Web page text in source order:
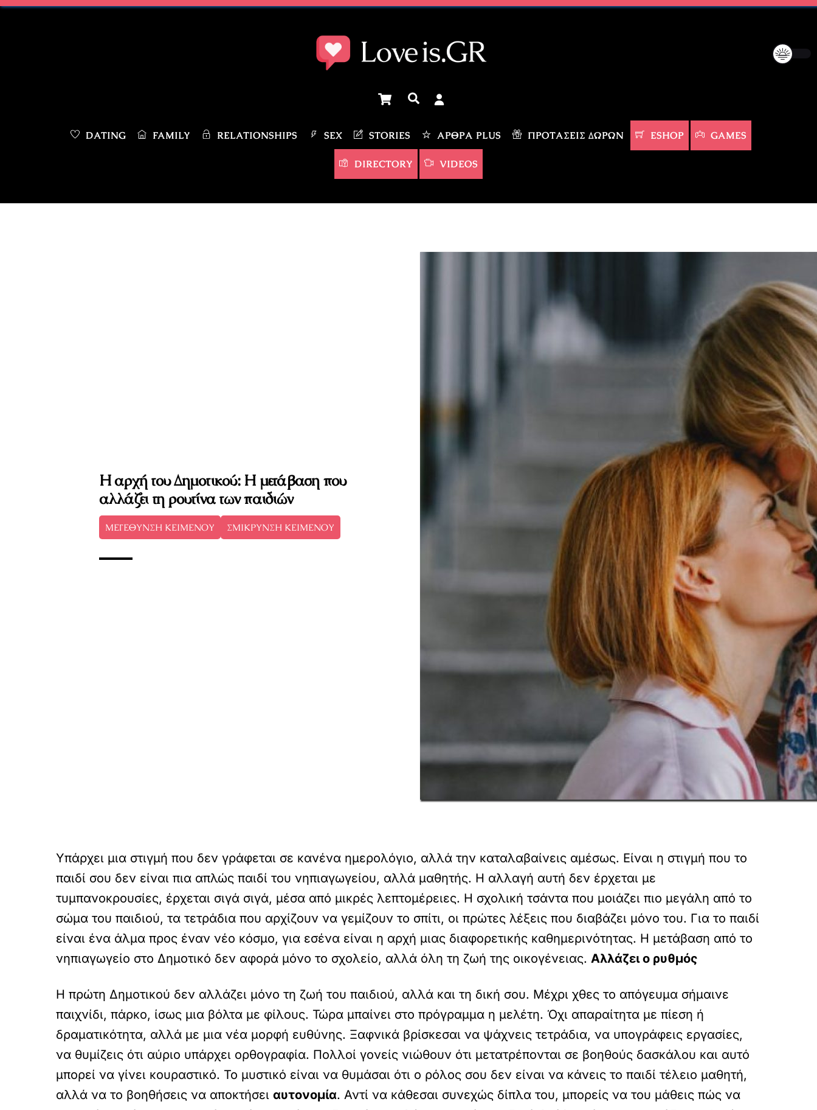
Skip
CartΑναζήτηση
DATING FAMILY RELATIONSHIPS SEX STORIES ΆΡΘΡΑ PLUS ΠΡΟΤΆΣΕΙΣ ΔΏΡΩΝ ESHOP GAMES
DIRECTORY VIDEOS
Η αρχή του Δημοτικού: Η μετάβαση που
αλλάζει τη ρουτίνα των παιδιών
ΜΕΓΕΘΥΝΣΗ ΚΕΙΜΕΝΟΥ ΣΜΙΚΡΥΝΣΗ ΚΕΙΜΕΝΟΥ
Υπάρχει μια στιγμή που δεν γράφεται σε κανένα ημερολόγιο, αλλά την καταλαβαίνεις αμέσως. Είναι η στιγμή που το
παιδί σου δεν είναι πια απλώς παιδί του νηπιαγωγείου, αλλά μαθητής. Η αλλαγή αυτή δεν έρχεται με
τυμπανοκρουσίες, έρχεται σιγά σιγά, μέσα από μικρές λεπτομέρειες. Η σχολική τσάντα που μοιάζει πιο μεγάλη από το
σώμα του παιδιού, τα τετράδια που αρχίζουν να γεμίζουν το σπίτι, οι πρώτες λέξεις που διαβάζει μόνο του. Για το παιδί
είναι ένα άλμα προς έναν νέο κόσμο, για εσένα είναι η αρχή μιας διαφορετικής καθημερινότητας. Η μετάβαση από το
νηπιαγωγείο στο Δημοτικό δεν αφορά μόνο το σχολείο, αλλά όλη τη ζωή της οικογένειας. Αλλάζει ο ρυθμός
Η πρώτη Δημοτικού δεν αλλάζει μόνο τη ζωή του παιδιού, αλλά και τη δική σου. Μέχρι χθες το απόγευμα σήμαινε
παιχνίδι, πάρκο, ίσως μια βόλτα με φίλους. Τώρα μπαίνει στο πρόγραμμα η μελέτη. Όχι απαραίτητα με πίεση ή
δραματικότητα, αλλά με μια νέα μορφή ευθύνης. Ξαφνικά βρίσκεσαι να ψάχνεις τετράδια, να υπογράφεις εργασίες,
να θυμίζεις ότι αύριο υπάρχει ορθογραφία. Πολλοί γονείς νιώθουν ότι μετατρέπονται σε βοηθούς δασκάλου και αυτό
μπορεί να γίνει κουραστικό. Το μυστικό είναι να θυμάσαι ότι ο ρόλος σου δεν είναι να κάνεις το παιδί τέλειο μαθητή,
αλλά να το βοηθήσεις να αποκτήσει αυτονομία. Αντί να κάθεσαι συνεχώς δίπλα του, μπορείς να του μάθεις πώς να